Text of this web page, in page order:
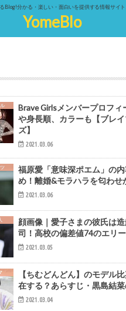
Blog!分かる・楽しい・面白いを提供する情報サイト
YomeBlo
Brave Girlsメンバープロフィ
や身長順、カラーも【ブレ
ズ】
2021.03.06
福原愛「意味深ポエム」の
め！離婚&モラハラを匂わせ
2021.03.06
顔画像｜愛子さまの彼氏は
司！高校の偏差値74のエリー
2021.03.05
【ちむどんどん】のモデル
在する？あらすじ・黒島結
2021.03.04